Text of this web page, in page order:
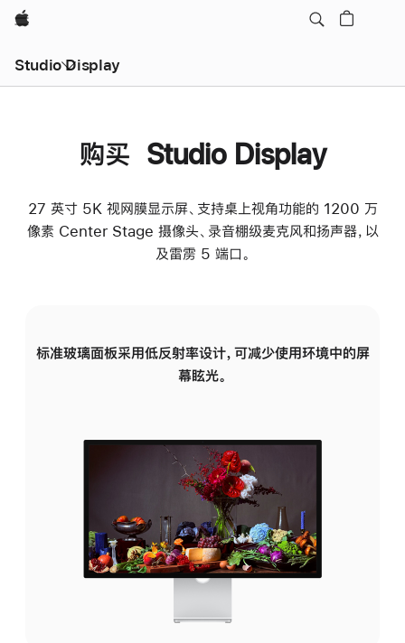
Apple
Studio Display
购买 Studio Display
27 英寸 5K 视网膜显示屏、支持桌上视角功能的 1200 万
像素 Center Stage 摄像头、录音棚级麦克风和扬声器，以
及雷雳 5 端口。
标准玻璃面板采用低反射率设计，可减少使用环境中的屏
幕眩光。